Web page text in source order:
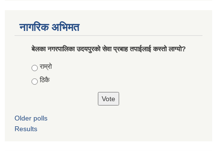
नागरिक अभिमत
बेलका नगरपालिका उदयपुरको सेवा प्रबाह तपाईलाई कस्तो लाग्यो?
Choices
राम्रो
ठिकै
Older polls
Results